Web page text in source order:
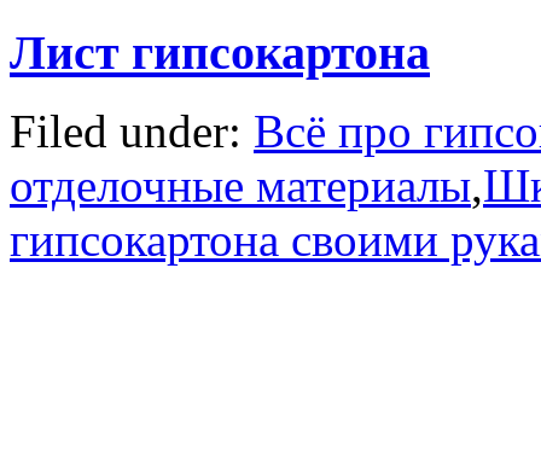
Лист гипсокартона
Filed under: Всё про
отделочные материалы,
гипсокартона своими